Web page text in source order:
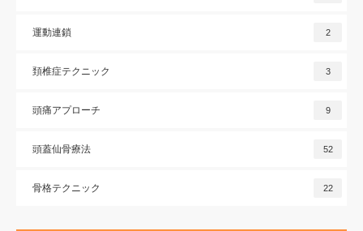
運動連鎖 2
頚椎症テクニック 3
頭痛アプローチ 9
頭蓋仙骨療法 52
骨格テクニック 22